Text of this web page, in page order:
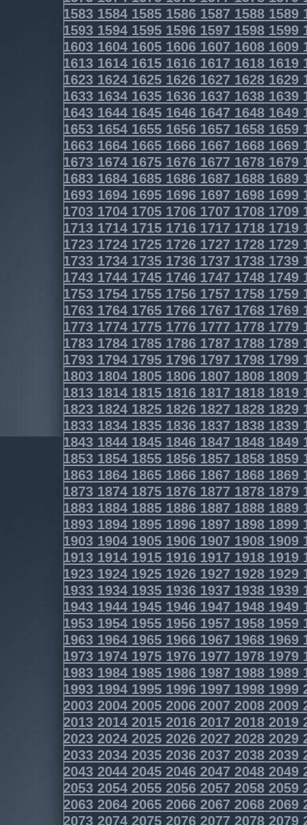
1583 1584 1585 1586 1587 1588 1589
1593 1594 1595 1596 1597 1598 1599
1603 1604 1605 1606 1607 1608 1609
1613 1614 1615 1616 1617 1618 1619
1623 1624 1625 1626 1627 1628 1629
1633 1634 1635 1636 1637 1638 1639
1643 1644 1645 1646 1647 1648 1649
1653 1654 1655 1656 1657 1658 1659
1663 1664 1665 1666 1667 1668 1669
1673 1674 1675 1676 1677 1678 1679
1683 1684 1685 1686 1687 1688 1689
1693 1694 1695 1696 1697 1698 1699
1703 1704 1705 1706 1707 1708 1709
1713 1714 1715 1716 1717 1718 1719
1723 1724 1725 1726 1727 1728 1729
1733 1734 1735 1736 1737 1738 1739
1743 1744 1745 1746 1747 1748 1749
1753 1754 1755 1756 1757 1758 1759
1763 1764 1765 1766 1767 1768 1769
1773 1774 1775 1776 1777 1778 1779
1783 1784 1785 1786 1787 1788 1789
1793 1794 1795 1796 1797 1798 1799
1803 1804 1805 1806 1807 1808 1809
1813 1814 1815 1816 1817 1818 1819
1823 1824 1825 1826 1827 1828 1829
1833 1834 1835 1836 1837 1838 1839
1843 1844 1845 1846 1847 1848 1849
1853 1854 1855 1856 1857 1858 1859
1863 1864 1865 1866 1867 1868 1869
1873 1874 1875 1876 1877 1878 1879
1883 1884 1885 1886 1887 1888 1889
1893 1894 1895 1896 1897 1898 1899
1903 1904 1905 1906 1907 1908 1909
1913 1914 1915 1916 1917 1918 1919
1923 1924 1925 1926 1927 1928 1929
1933 1934 1935 1936 1937 1938 1939
1943 1944 1945 1946 1947 1948 1949
1953 1954 1955 1956 1957 1958 1959
1963 1964 1965 1966 1967 1968 1969
1973 1974 1975 1976 1977 1978 1979
1983 1984 1985 1986 1987 1988 1989
1993 1994 1995 1996 1997 1998 1999
2003 2004 2005 2006 2007 2008 2009
2013 2014 2015 2016 2017 2018 2019
2023 2024 2025 2026 2027 2028 2029
2033 2034 2035 2036 2037 2038 2039
2043 2044 2045 2046 2047 2048 2049
2053 2054 2055 2056 2057 2058 2059
2063 2064 2065 2066 2067 2068 2069
2073 2074 2075 2076 2077 2078 2079